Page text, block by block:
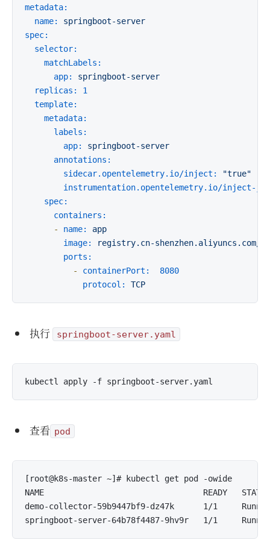
metadata:
name:
springboot-server
spec:
selector:
matchLabels:
app:
springboot-server
replicas:
1
template:
metadata:
labels:
app:
springboot-server
annotations:
sidecar.opentelemetry.io/inject:
"true"
instrumentation.opentelemetry.io/inject-
spec:
containers:
-
name:
app
image:
registry.cn-shenzhen.aliyuncs.com/
ports:
-
containerPort:
8080
protocol:
TCP
执行 springboot-server.yaml
查看 pod
[root@k8s-master ~]# kubectl get pod -owide
NAME                                 READY   STATUS
demo-collector-59b9447bf9-dz47k      1/1